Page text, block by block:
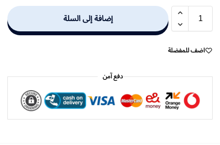
إضافة إلى السلة
اضف للمفضلة
دفع آمن